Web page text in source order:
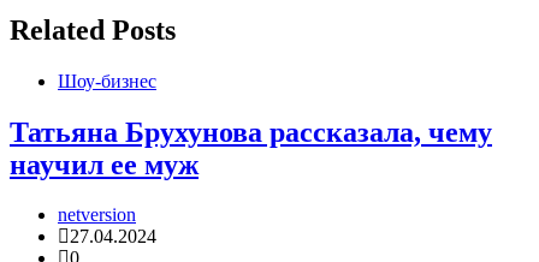
Related Posts
Шоу-бизнес
Татьяна Брухунова рассказала, чему
научил ее муж
netversion
27.04.2024